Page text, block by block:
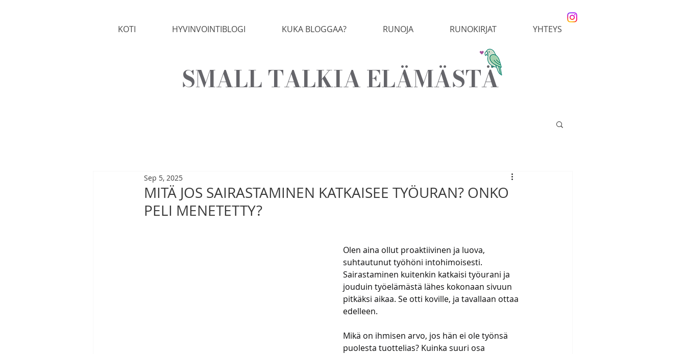
KOTI HYVINVOINTIBLOGI KUKA BLOGGAA? RUNOJA RUNOKIRJAT YHTEYS
SMALL TALKIA ELÄMÄSTÄ
MITÄ JOS SAIRASTAMINEN KATKAISEE TYÖURAN? ONKO
PELI MENETETTY?
Sep 5, 2025
Olen aina ollut proaktiivinen ja luova,
suhtautunut työhöni intohimoisesti.
Sairastaminen kuitenkin katkaisi työurani ja
jouduin työelämästä lähes kokonaan sivuun
pitkäksi aikaa. Se otti koville, ja tavallaan ottaa
edelleen.
Mikä on ihmisen arvo, jos hän ei ole työnsä
puolesta tuottelias? Kuinka suuri osa